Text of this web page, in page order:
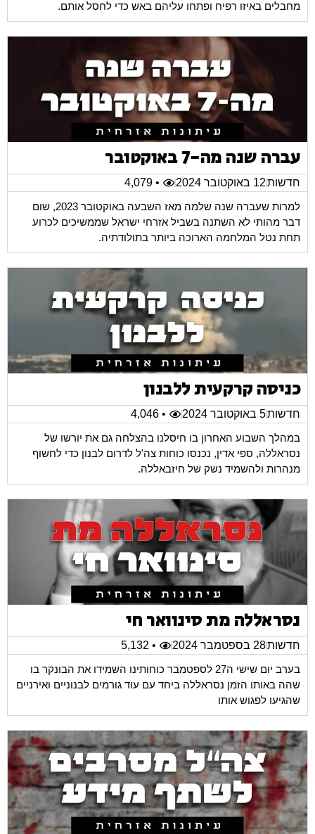
מחבלים באיזו רפיח ופתחו עליהם באש כדי לחסל אותם.
עברה שנה מה-7 באוקטובר
חדשות12 באוקטובר 2024
• 4,079
למרות שעברה שנה שלמה מאז השבעה באוקטובר 2023, שום
דבר מהותי לא השתנה בשביל אזרחי ישראל שממשיכים לכרוע
תחת נטל המלחמה הארוכה ביותר בתולודתיה.
כניסה קרקעית ללבנון
חדשות5 באוקטובר 2024
• 4,046
במהלך השבוע האחרון בו חיסלנו בהצלחה גם את יורשו של
נסראללה, ספי אדין, נכנסו כוחות צה'ל לדרום לבנון כדי לחשוף
מנהרות ולהשמיד נשק של חיזבאללה.
נסראללה מת סינוואר חי
חדשות28 בספטמבר 2024
• 5,132
בערב יום שישי ה27 לספטמבר כוחותינו השמידו את הבונקר בו
שהה באותו הזמן נסראללה ביחד עם עוד גורמים לבנוניים ואירניים
שהגיעו לפגוש אותו